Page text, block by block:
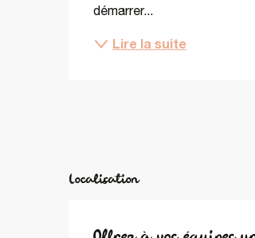
démarrer...
Lire la suite
Localisation